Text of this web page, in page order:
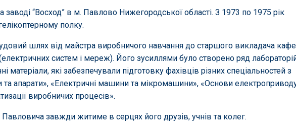
“Восход” в м. Павлово Нижегородської області. З 1973 по 1975 рік
полку.
шлях від майстра виробничого навчання до старшого викладача
систем і мереж). Його зусиллями було створено ряд
матеріали, які забезпечували підготовку фахівців різних спеціальностей з
апарати», «Електричні машини та мікромашини», «Основи
виробничих процесів».
Павловича завжди житиме в серцях його друзів, учнів та колег.